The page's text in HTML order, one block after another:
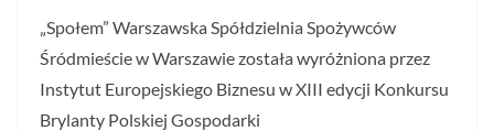
„Społem” Warszawska Spółdzielnia Spożywców
Śródmieście w Warszawie została wyróżniona przez
Instytut Europejskiego Biznesu w XIII edycji Konkursu
Brylanty Polskiej Gospodarki